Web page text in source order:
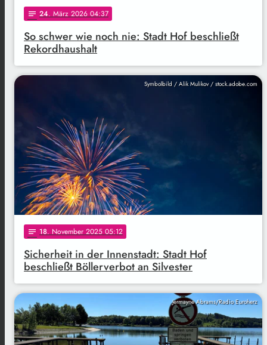
notes 24. März 2026 04:37
So schwer wie noch nie: Stadt Hof beschließt
Rekordhaushalt
Symbolbild / Alik Mulikov / stock.adobe.com
notes 18. November 2025 05:12
Sicherheit in der Innenstadt: Stadt Hof
beschließt Böllerverbot an Silvester
Jermayne Abrams/Radio Euroherz